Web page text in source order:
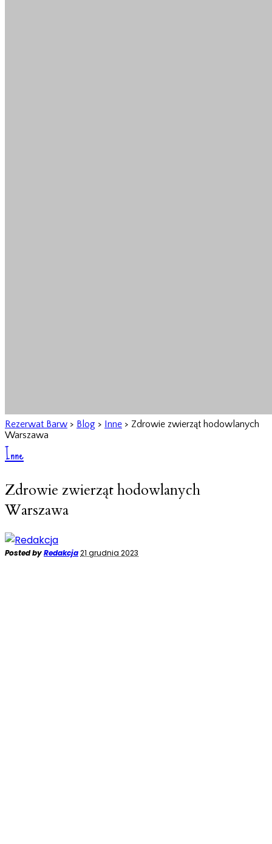
Rezerwat Barw > Blog > Inne > Zdrowie zwierząt hodowlanych
Warszawa
Inne
Zdrowie zwierząt hodowlanych
Warszawa
Posted byRedakcja21 grudnia 2023